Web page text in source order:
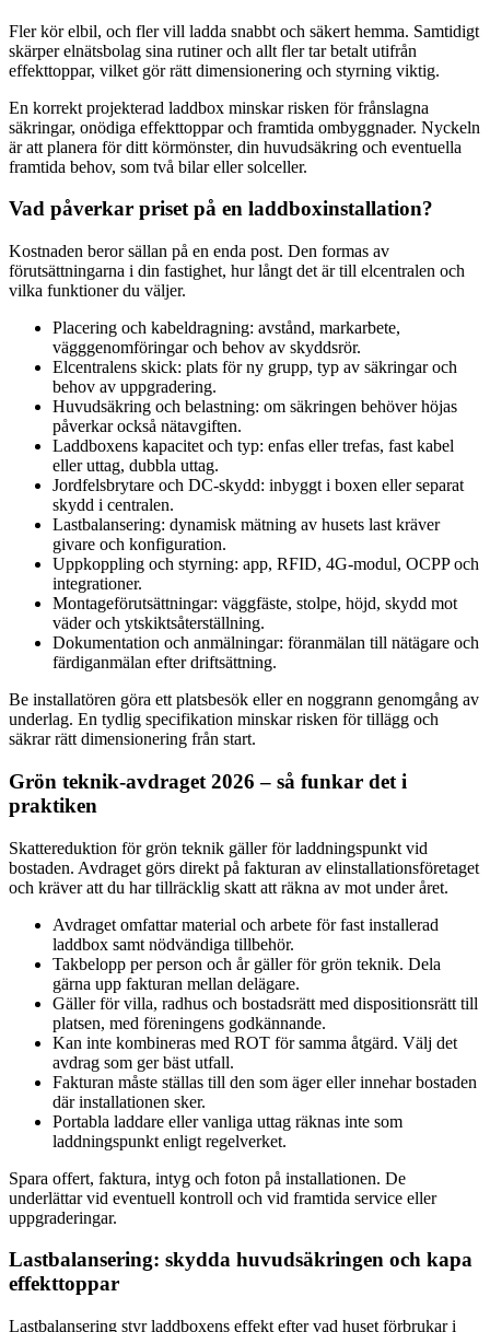
Fler kör elbil, och fler vill ladda snabbt och säkert hemma. Samtidigt
skärper elnätsbolag sina rutiner och allt fler tar betalt utifrån
effekttoppar, vilket gör rätt dimensionering och styrning viktig.
En korrekt projekterad laddbox minskar risken för frånslagna
säkringar, onödiga effekttoppar och framtida ombyggnader. Nyckeln
är att planera för ditt körmönster, din huvudsäkring och eventuella
framtida behov, som två bilar eller solceller.
Vad påverkar priset på en laddboxinstallation?
Kostnaden beror sällan på en enda post. Den formas av
förutsättningarna i din fastighet, hur långt det är till elcentralen och
vilka funktioner du väljer.
Placering och kabeldragning: avstånd, markarbete,
vägggenomföringar och behov av skyddsrör.
Elcentralens skick: plats för ny grupp, typ av säkringar och
behov av uppgradering.
Huvudsäkring och belastning: om säkringen behöver höjas
påverkar också nätavgiften.
Laddboxens kapacitet och typ: enfas eller trefas, fast kabel
eller uttag, dubbla uttag.
Jordfelsbrytare och DC-skydd: inbyggt i boxen eller separat
skydd i centralen.
Lastbalansering: dynamisk mätning av husets last kräver
givare och konfiguration.
Uppkoppling och styrning: app, RFID, 4G-modul, OCPP och
integrationer.
Montageförutsättningar: väggfäste, stolpe, höjd, skydd mot
väder och ytskiktsåterställning.
Dokumentation och anmälningar: föranmälan till nätägare och
färdiganmälan efter driftsättning.
Be installatören göra ett platsbesök eller en noggrann genomgång av
underlag. En tydlig specifikation minskar risken för tillägg och
säkrar rätt dimensionering från start.
Grön teknik‑avdraget 2026 – så funkar det i
praktiken
Skattereduktion för grön teknik gäller för laddningspunkt vid
bostaden. Avdraget görs direkt på fakturan av elinstallationsföretaget
och kräver att du har tillräcklig skatt att räkna av mot under året.
Avdraget omfattar material och arbete för fast installerad
laddbox samt nödvändiga tillbehör.
Takbelopp per person och år gäller för grön teknik. Dela
gärna upp fakturan mellan delägare.
Gäller för villa, radhus och bostadsrätt med dispositionsrätt till
platsen, med föreningens godkännande.
Kan inte kombineras med ROT för samma åtgärd. Välj det
avdrag som ger bäst utfall.
Fakturan måste ställas till den som äger eller innehar bostaden
där installationen sker.
Portabla laddare eller vanliga uttag räknas inte som
laddningspunkt enligt regelverket.
Spara offert, faktura, intyg och foton på installationen. De
underlättar vid eventuell kontroll och vid framtida service eller
uppgraderingar.
Lastbalansering: skydda huvudsäkringen och kapa
effekttoppar
Lastbalansering styr laddboxens effekt efter vad huset förbrukar i